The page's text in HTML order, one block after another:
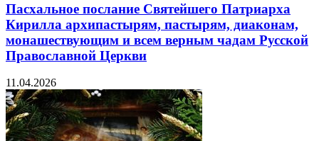
Пасхальное послание Святейшего Патриарха
Кирилла архипастырям, пастырям, диаконам,
монашествующим и всем верным чадам Русской
Православной Церкви
11.04.2026